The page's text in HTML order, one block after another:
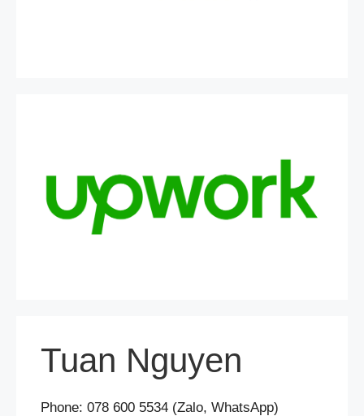
Tuan Nguyen
Phone: 078 600 5534 (Zalo, WhatsApp)